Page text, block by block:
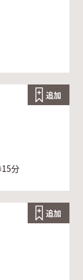
分
追加
追加